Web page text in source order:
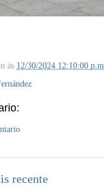
ás 12/30/2024 12:10:00 p.m.
recente